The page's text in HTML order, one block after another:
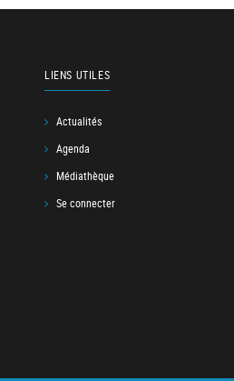
LIENS UTILES
Actualités
Agenda
Médiathèque
Se connecter